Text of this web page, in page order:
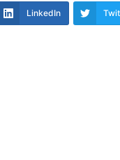
LinkedIn